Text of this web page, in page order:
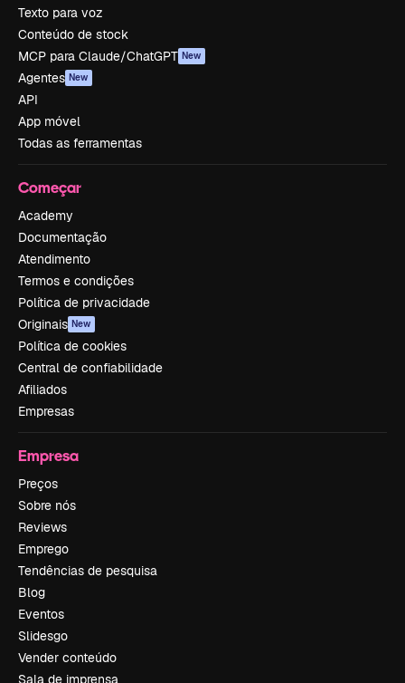
Texto para voz
Conteúdo de stock
MCP para Claude/ChatGPT New
Agentes New
API
App móvel
Todas as ferramentas
Começar
Academy
Documentação
Atendimento
Termos e condições
Política de privacidade
Originais New
Política de cookies
Central de confiabilidade
Afiliados
Empresas
Empresa
Preços
Sobre nós
Reviews
Emprego
Tendências de pesquisa
Blog
Eventos
Slidesgo
Vender conteúdo
Sala de imprensa